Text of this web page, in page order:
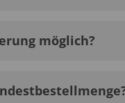
möglich?